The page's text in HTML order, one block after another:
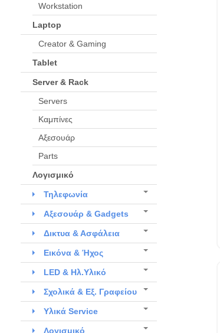
Workstation
Laptop
Creator & Gaming
Tablet
Server & Rack
Servers
Καμπίνες
Αξεσουάρ
Parts
Λογισμικό
Τηλεφωνία
Αξεσουάρ & Gadgets
Δικτυα & Ασφάλεια
Εικόνα & Ήχος
LED & Ηλ.Υλικό
Σχολικά & Εξ. Γραφείου
Υλικά Service
Λογισμικό